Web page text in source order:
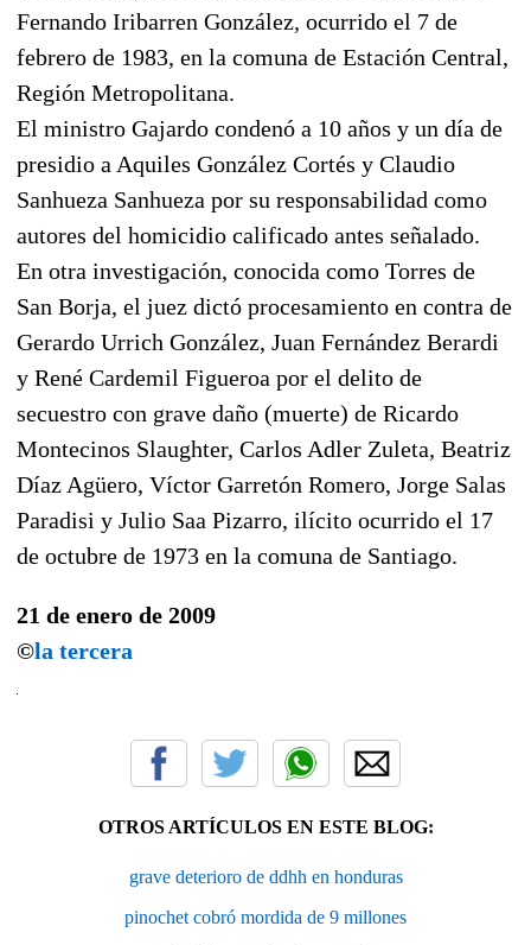
Fernando Iribarren González, ocurrido el 7 de
febrero de 1983, en la comuna de Estación Central,
Región Metropolitana.
El ministro Gajardo condenó a 10 años y un día de
presidio a Aquiles González Cortés y Claudio
Sanhueza Sanhueza por su responsabilidad como
autores del homicidio calificado antes señalado.
En otra investigación, conocida como Torres de
San Borja, el juez dictó procesamiento en contra de
Gerardo Urrich González, Juan Fernández Berardi
y René Cardemil Figueroa por el delito de
secuestro con grave daño (muerte) de Ricardo
Montecinos Slaughter, Carlos Adler Zuleta, Beatriz
Díaz Agüero, Víctor Garretón Romero, Jorge Salas
Paradisi y Julio Saa Pizarro, ilícito ocurrido el 17
de octubre de 1973 en la comuna de Santiago.
21 de enero de 2009
©la tercera
OTROS ARTÍCULOS EN ESTE BLOG:
grave deterioro de ddhh en honduras
pinochet cobró mordida de 9 millones